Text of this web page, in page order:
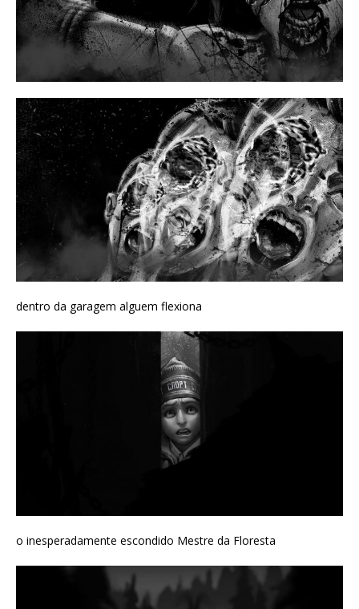
dentro da garagem alguem flexiona
o inesperadamente escondido Mestre da Floresta